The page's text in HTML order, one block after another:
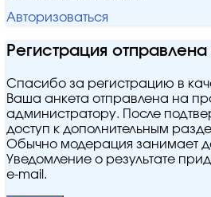
Авторизоваться
Регистрация
Спасибо за регистрацию в
Ваша анкета отправлена на
администратору. После
доступ к дополнительным
Обычно модерация занимает
Уведомление о результате
e‑mail.